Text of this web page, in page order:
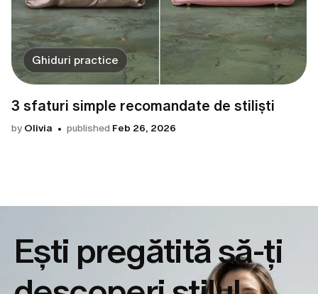
Ghiduri practice
3 sfaturi simple recomandate de stiliști
by Olivia published Feb 26, 2026
Ești pregătită să-ți